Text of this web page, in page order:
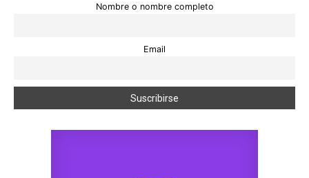
Nombre o nombre completo
Email